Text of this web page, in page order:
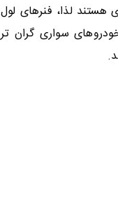
هستند لذا، فنرهای لول
سواری گران تر